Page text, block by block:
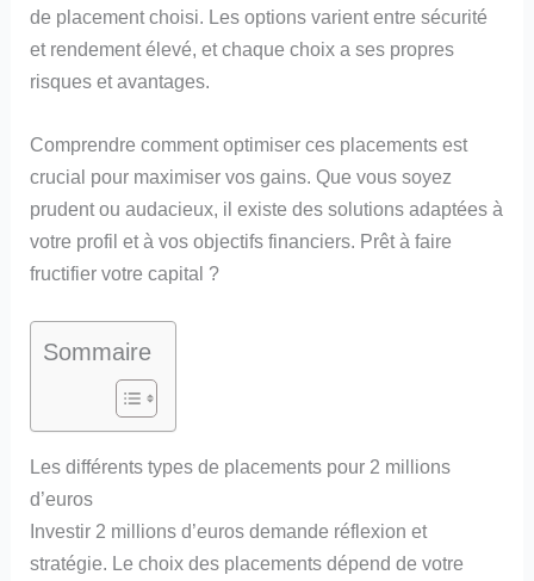
de placement choisi. Les options varient entre sécurité
et rendement élevé, et chaque choix a ses propres
risques et avantages.
Comprendre comment optimiser ces placements est
crucial pour maximiser vos gains. Que vous soyez
prudent ou audacieux, il existe des solutions adaptées à
votre profil et à vos objectifs financiers. Prêt à faire
fructifier votre capital ?
Sommaire
Les différents types de placements pour 2 millions
d’euros
Investir 2 millions d’euros demande réflexion et
stratégie. Le choix des placements dépend de votre